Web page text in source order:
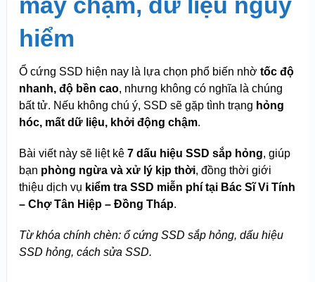
hiểm
Ổ cứng SSD hiện nay là lựa chọn phổ biến nhờ tốc độ
nhanh, độ bền cao, nhưng không có nghĩa là chúng
bất tử. Nếu không chú ý, SSD sẽ gặp tình trạng hỏng
hóc, mất dữ liệu, khởi động chậm.
Bài viết này sẽ liệt kê 7 dấu hiệu SSD sắp hỏng, giúp
bạn phòng ngừa và xử lý kịp thời, đồng thời giới
thiệu dịch vụ kiểm tra SSD miễn phí tại Bác Sĩ Vi Tính
– Chợ Tân Hiệp – Đồng Tháp.
Từ khóa chính chèn: ổ cứng SSD sắp hỏng, dấu hiệu
SSD hỏng, cách sửa SSD.